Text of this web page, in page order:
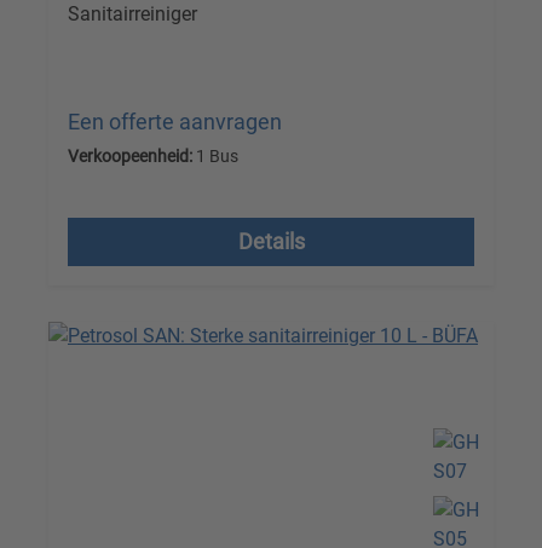
Sanitairreiniger
Een offerte aanvragen
Verkoopeenheid: 1 Bus
Details